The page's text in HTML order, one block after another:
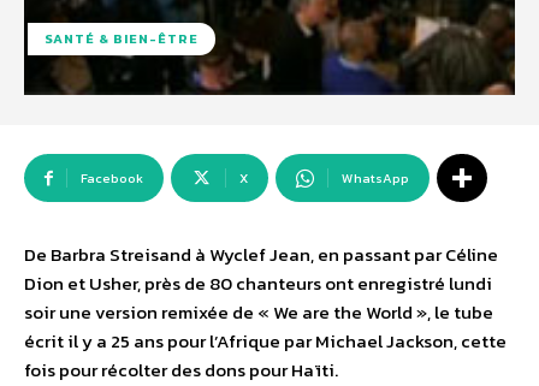
SANTÉ & BIEN-ÊTRE
Facebook X WhatsApp
De Barbra Streisand à Wyclef Jean, en passant par Céline
Dion et Usher, près de 80 chanteurs ont enregistré lundi
soir une version remixée de « We are the World », le tube
écrit il y a 25 ans pour l’Afrique par Michael Jackson, cette
fois pour récolter des dons pour Haïti.